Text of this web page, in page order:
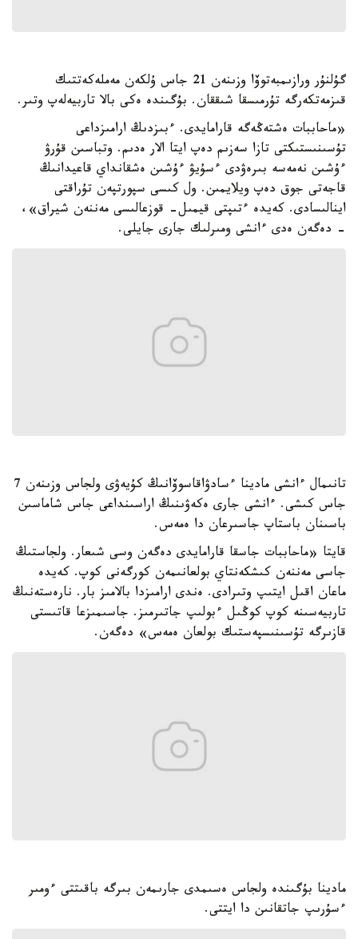
گۇلنۇر ورازىمبەتوۆا وزىنەن 21 جاس ۇلكەن مەملەكەتتىك
قىزمەتكەرگە تۇرمىسقا شىققان. بۇگىندە ەكى بالا تاربيەلەپ وتىر.
«ماحاببات ەشتەڭەگە قارامايدى. ءبىزدىڭ ارامىزداعى
تۇسىنىستىكتى تازا سەزىم دەپ ايتا الار ەدىم. وتباسىن قۇرۋ
ءۇشىن نەمەسە بىرەۋدى ءسۇيۋ ءۇشىن ەشقانداي قاعيدانىڭ
قاجەتى جوق دەپ ويلايمىن. ول كىسى سپورتپەن تۇراقتى
اينالىسادى. كەيدە ءتىپتى قيمىل- قوزعالىسى مەننەن شيراق»،
- دەگەن ەدى ءانشى ومىرلىك جارى جايلى.
تانىمال ءانشى مادينا ءسادۋاقاسوۆانىڭ كۇيەۋى ولجاس وزىنەن 7
جاس كىشى. ءانشى جارى ەكەۋىنىڭ اراسىنداعى جاس شاماسىن
باسىنان باستاپ جاسىرعان دا ەمەس.
قايتا «ماحاببات جاسقا قارامايدى دەگەن وسى شىعار. ولجاستىڭ
جاسى مەننەن كىشكەنتاي بولعانىمەن كورگەنى كوپ. كەيدە
ماعان اقىل ايتىپ وتىرادى. ەندى ارامىزدا بالامىز بار. نارەستەنىڭ
تاربيەسىنە كوپ كوڭىل ءبولىپ جاتىرمىز. جاسىمىزعا قاتىستى
قازىرگە تۇسىنىسپەستىك بولعان ەمەس» دەگەن.
مادينا بۇگىندە ولجاس ەسىمدى جارىمەن بىرگە باقىتتى ءومىر
ءسۇرىپ جاتقانىن دا ايتتى.